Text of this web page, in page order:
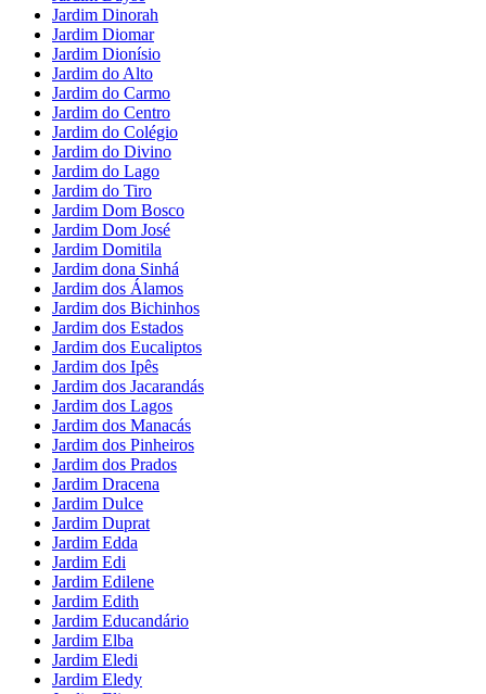
Jardim Dinorah
Jardim Diomar
Jardim Dionísio
Jardim do Alto
Jardim do Carmo
Jardim do Centro
Jardim do Colégio
Jardim do Divino
Jardim do Lago
Jardim do Tiro
Jardim Dom Bosco
Jardim Dom José
Jardim Domitila
Jardim dona Sinhá
Jardim dos Álamos
Jardim dos Bichinhos
Jardim dos Estados
Jardim dos Eucaliptos
Jardim dos Ipês
Jardim dos Jacarandás
Jardim dos Lagos
Jardim dos Manacás
Jardim dos Pinheiros
Jardim dos Prados
Jardim Dracena
Jardim Dulce
Jardim Duprat
Jardim Edda
Jardim Edi
Jardim Edilene
Jardim Edith
Jardim Educandário
Jardim Elba
Jardim Eledi
Jardim Eledy